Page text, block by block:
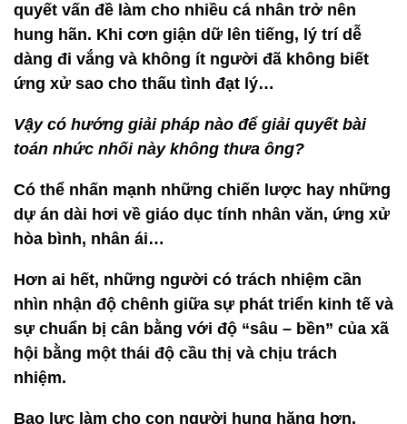
quyết vấn đề làm cho nhiều cá nhân trở nên
hung hãn. Khi cơn giận dữ lên tiếng, lý trí dễ
dàng đi vắng và không ít người đã không biết
ứng xử sao cho thấu tình đạt lý…
Vậy có hướng giải pháp nào để giải quyết bài
toán nhức nhối này không thưa ông?
Có thể nhấn mạnh những chiến lược hay những
dự án dài hơi về giáo dục tính nhân văn, ứng xử
hòa bình, nhân ái…
Hơn ai hết, những người có trách nhiệm cần
nhìn nhận độ chênh giữa sự phát triển kinh tế và
sự chuẩn bị cân bằng với độ “sâu – bền” của xã
hội bằng một thái độ cầu thị và chịu trách
nhiệm.
Bạo lực làm cho con người hung hăng hơn.